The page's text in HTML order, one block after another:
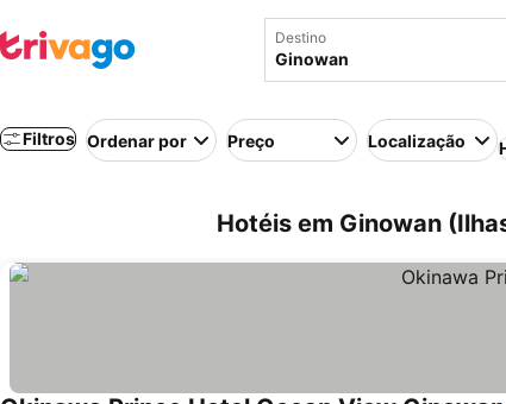
Destino
Filtros Ordenar por Preço Localização
Hotéis em Ginowan